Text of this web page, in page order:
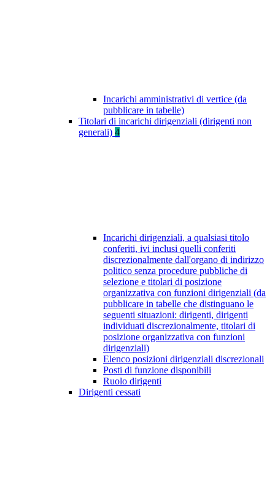
Incarichi amministrativi di vertice (da
pubblicare in tabelle)
Titolari di incarichi dirigenziali (dirigenti non
generali) 4
Incarichi dirigenziali, a qualsiasi titolo
conferiti, ivi inclusi quelli conferiti
discrezionalmente dall'organo di indirizzo
politico senza procedure pubbliche di
selezione e titolari di posizione
organizzativa con funzioni dirigenziali (da
pubblicare in tabelle che distinguano le
seguenti situazioni: dirigenti, dirigenti
individuati discrezionalmente, titolari di
posizione organizzativa con funzioni
dirigenziali)
Elenco posizioni dirigenziali discrezionali
Posti di funzione disponibili
Ruolo dirigenti
Dirigenti cessati